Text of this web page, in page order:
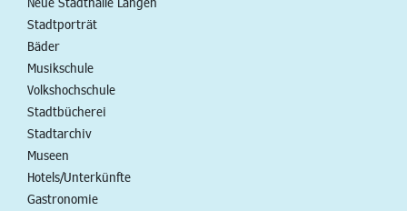
Stadtporträt
Bäder
Musikschule
Volkshochschule
Stadtbücherei
Stadtarchiv
Museen
Hotels/Unterkünfte
Gastronomie